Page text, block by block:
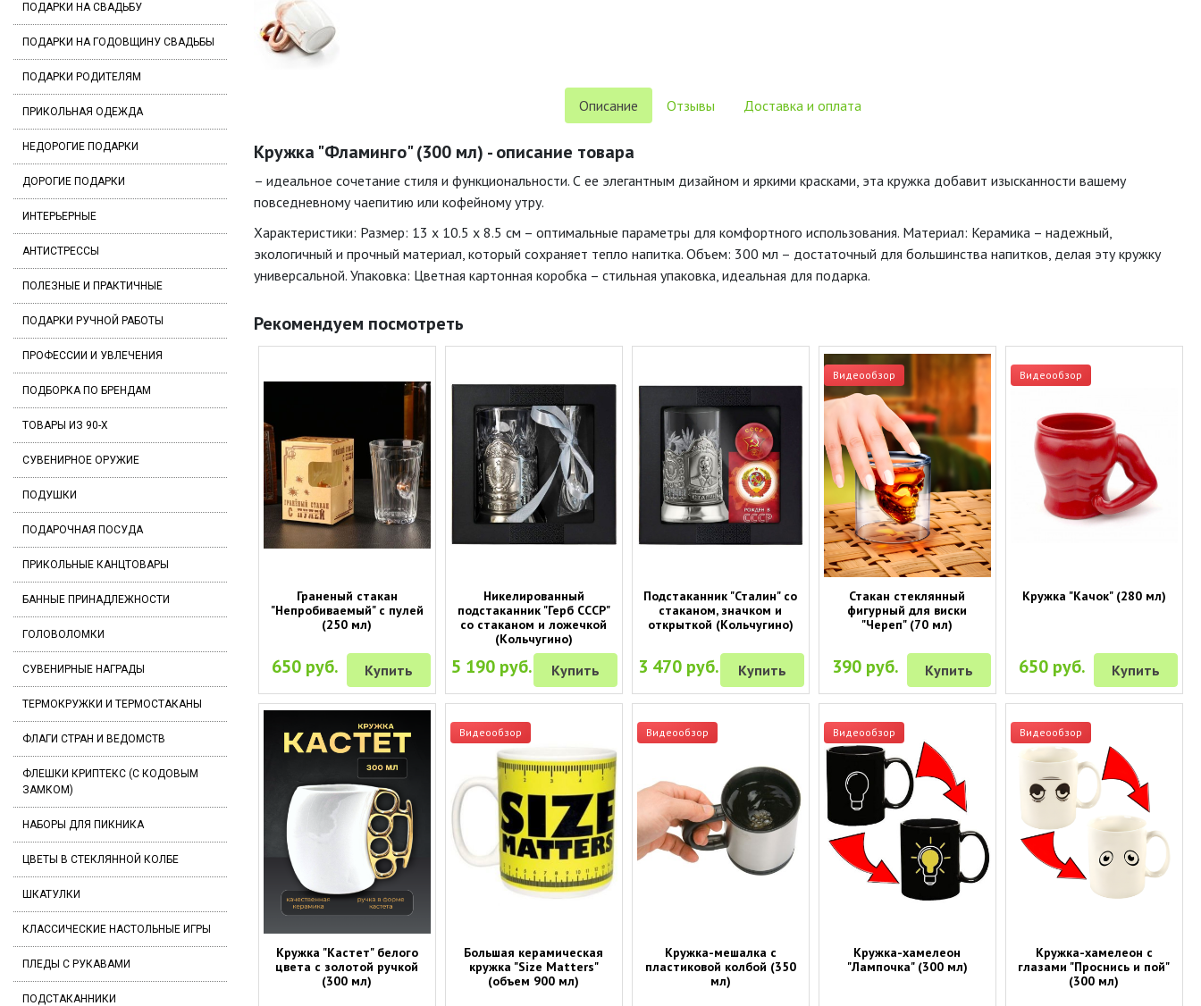
ПОДАРКИ НА СВАДЬБУ
ПОДАРКИ НА ГОДОВЩИНУ СВАДЬБЫ
ПОДАРКИ РОДИТЕЛЯМ
ПРИКОЛЬНАЯ ОДЕЖДА
НЕДОРОГИЕ ПОДАРКИ
ДОРОГИЕ ПОДАРКИ
ИНТЕРЬЕРНЫЕ
АНТИСТРЕССЫ
ПОЛЕЗНЫЕ И ПРАКТИЧНЫЕ
ПОДАРКИ РУЧНОЙ РАБОТЫ
ПРОФЕССИИ И УВЛЕЧЕНИЯ
ПОДБОРКА ПО БРЕНДАМ
ТОВАРЫ ИЗ 90-Х
СУВЕНИРНОЕ ОРУЖИЕ
ПОДУШКИ
ПОДАРОЧНАЯ ПОСУДА
ПРИКОЛЬНЫЕ КАНЦТОВАРЫ
БАННЫЕ ПРИНАДЛЕЖНОСТИ
ГОЛОВОЛОМКИ
СУВЕНИРНЫЕ НАГРАДЫ
ТЕРМОКРУЖКИ И ТЕРМОСТАКАНЫ
ФЛАГИ СТРАН И ВЕДОМСТВ
ФЛЕШКИ КРИПТЕКС (С КОДОВЫМ
ЗАМКОМ)
НАБОРЫ ДЛЯ ПИКНИКА
ЦВЕТЫ В СТЕКЛЯННОЙ КОЛБЕ
ШКАТУЛКИ
КЛАССИЧЕСКИЕ НАСТОЛЬНЫЕ ИГРЫ
ПЛЕДЫ С РУКАВАМИ
ПОДСТАКАННИКИ
Описание Отзывы Доставка и оплата
Кружка "Фламинго" (300 мл) - описание товара
– идеальное сочетание стиля и функциональности. С ее элегантным дизайном и яркими красками, эта кружка добавит изысканности вашему
повседневному чаепитию или кофейному утру.
Характеристики: Размер: 13 x 10.5 x 8.5 см – оптимальные параметры для комфортного использования. Материал: Керамика – надежный,
экологичный и прочный материал, который сохраняет тепло напитка. Объем: 300 мл – достаточный для большинства напитков, делая эту кружку
универсальной. Упаковка: Цветная картонная коробка – стильная упаковка, идеальная для подарка.
Рекомендуем посмотреть
Граненый стакан
"Непробиваемый" с пулей
(250 мл)
650 руб. Купить
Никелированный
подстаканник "Герб СССР"
со стаканом и ложечкой
(Кольчугино)
5 190 руб. Купить
Подстаканник "Сталин" со
стаканом, значком и
открыткой (Кольчугино)
3 470 руб. Купить
Видеообзор
Стакан стеклянный
фигурный для виски
"Череп" (70 мл)
390 руб. Купить
Видеообзор
Кружка "Качок" (280 мл)
650 руб. Купить
Кружка "Кастет" белого
цвета с золотой ручкой
(300 мл)
Видеообзор
Большая керамическая
кружка "Size Matters"
(объем 900 мл)
Видеообзор
Кружка-мешалка с
пластиковой колбой (350
мл)
Видеообзор
Кружка-хамелеон
"Лампочка" (300 мл)
Видеообзор
Кружка-хамелеон с
глазами "Проснись и пой"
(300 мл)